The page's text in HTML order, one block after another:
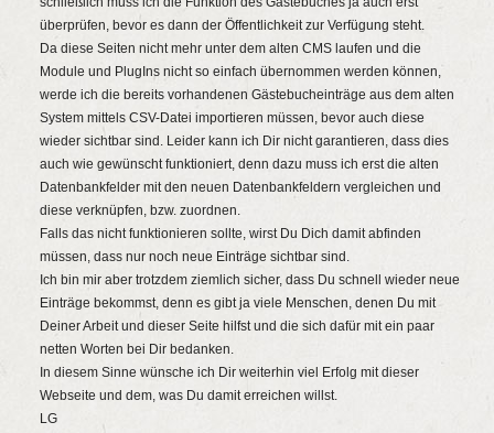
überprüfen, bevor es dann der Öffentlichkeit zur Verfügung steht.
Da diese Seiten nicht mehr unter dem alten CMS laufen und die
Module und PlugIns nicht so einfach übernommen werden können,
werde ich die bereits vorhandenen Gästebucheinträge aus dem alten
System mittels CSV-Datei importieren müssen, bevor auch diese
wieder sichtbar sind. Leider kann ich Dir nicht garantieren, dass dies
auch wie gewünscht funktioniert, denn dazu muss ich erst die alten
Datenbankfelder mit den neuen Datenbankfeldern vergleichen und
diese verknüpfen, bzw. zuordnen.
Falls das nicht funktionieren sollte, wirst Du Dich damit abfinden
müssen, dass nur noch neue Einträge sichtbar sind.
Ich bin mir aber trotzdem ziemlich sicher, dass Du schnell wieder neue
Einträge bekommst, denn es gibt ja viele Menschen, denen Du mit
Deiner Arbeit und dieser Seite hilfst und die sich dafür mit ein paar
netten Worten bei Dir bedanken.
In diesem Sinne wünsche ich Dir weiterhin viel Erfolg mit dieser
Webseite und dem, was Du damit erreichen willst.
LG